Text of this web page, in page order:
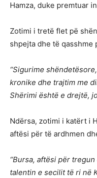
Hamza, duke premtuar
Zotimi i tretë flet pë
shpejta dhe të qasshme
“Sigurime
kronike dhe trajtim me
Shërimi është e drejtë,
Ndërsa, zotimi i katërt i
aftësi për të ardhmen
“Bursa, aftësi për
talentin e secilit të ri në